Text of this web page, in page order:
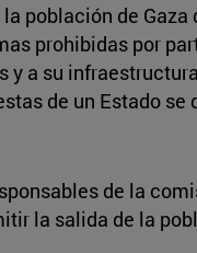
población de
prohibidas por
a su
de un Estado
de la
la salida de la